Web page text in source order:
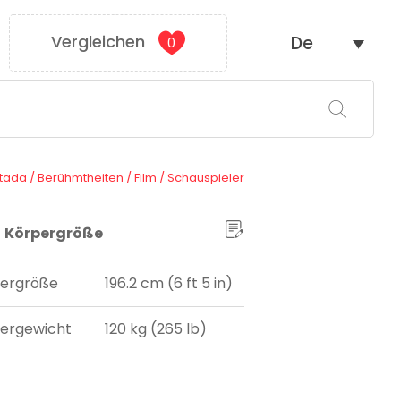
Vergleichen 0 De
/Berühmtheiten /Film /Schauspieler
Körpergröße
196.2 cm (6 ft 5 in)
120 kg (265 lb)